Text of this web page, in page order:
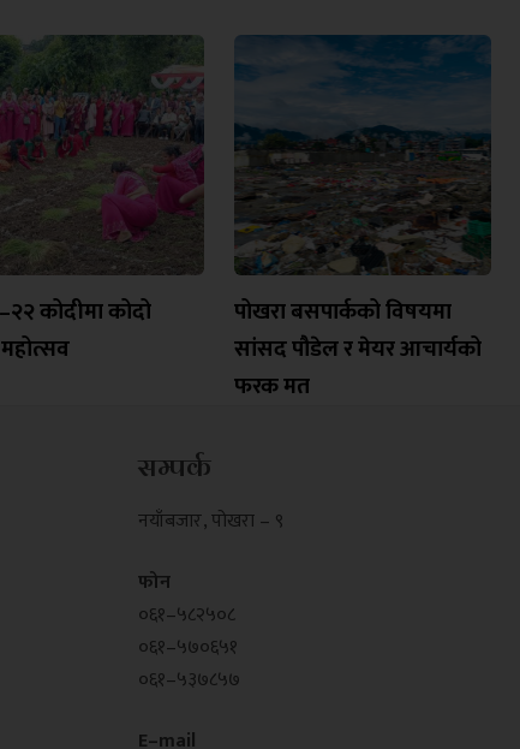
कोदीमा कोदो
पोखरा बसपार्कको विषयमा
सांसद पौडेल र मेयर आचार्यको
फरक मत
सम्पर्क
नयाँबजार , पोखरा – ९
फोन
०६१–५८२५०८
०६१–५७०६५१
०६१–५३७८५७
E–mail